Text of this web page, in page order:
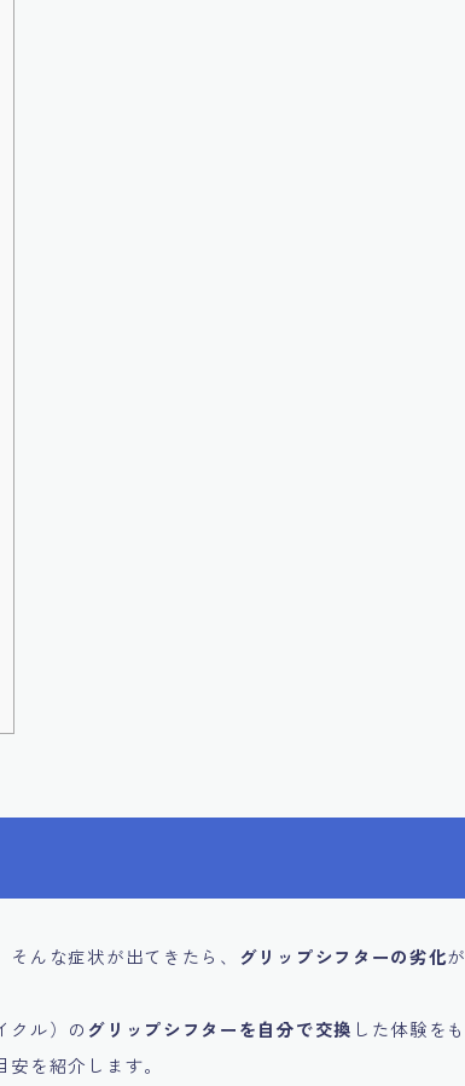
んな症状が出てきたら、 グリップシフターの劣化が
クル）の グリップシフターを自分で交換 した体験をも
を紹介します。